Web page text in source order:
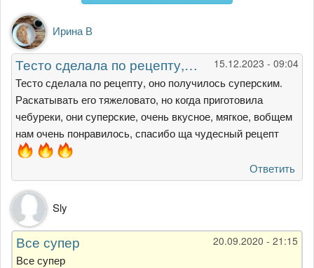
Ирина В
15.12.2023 - 09:04
Тесто сделала по рецепту,…
Тесто сделала по рецепту, оно получилось суперским.
Раскатывать его тяжеловато, но когда приготовила
чебуреки, они суперские, очень вкусное, мягкое, вобщем
нам очень понравилось, спасибо ща чудесный рецепт
Ответить
Sly
20.09.2020 - 21:15
Все супер
Все супер